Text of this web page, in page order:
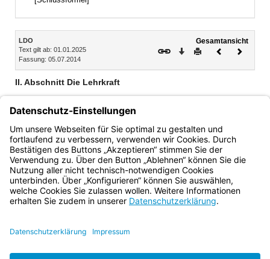
Inhalt
LDO
Text gilt ab: 01.01.2025
Fassung: 05.07.2014
Gesamtansicht
Download
DruckenVorheriges
II. Abschnitt Die Lehrkraft
Veranstaltungen (§§ 2–8)
2. Teil Allgemeine Bestimmungen (§§ 9a–19)
3. Teil Die Lehrkraft im Kollegium (§§ 20–23)
Bayern.de
BayernPortal
Impressum